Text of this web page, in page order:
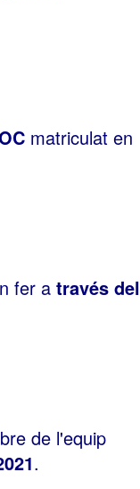
matriculat en
fer a través del
de l'equip
.